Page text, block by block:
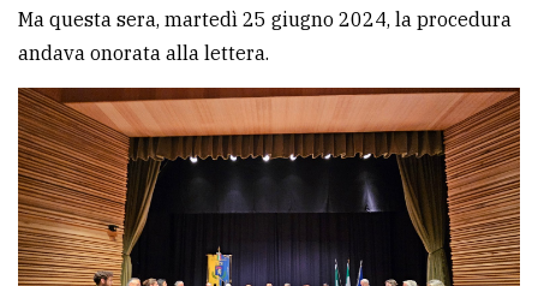
Ma questa sera, martedì 25 giugno 2024, la procedura
andava onorata alla lettera.